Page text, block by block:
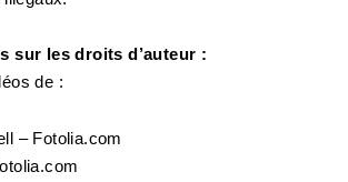
sur les droits d’auteur :
de :
– Fotolia.com